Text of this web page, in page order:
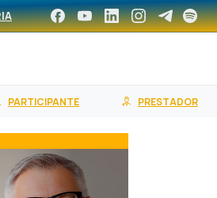
SE CONTRATE UM PLANO
PARTICIPANTE PRESTADOR